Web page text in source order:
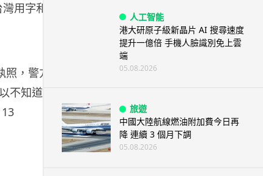
用字和錯
，警方指
知道使
13
人工智能
港大研原子級新晶片 AI 搜尋速度
提升一億倍 手機人臉識別免上雲
端
05.08.2026
旅遊
中國大陸航線燃油附加費今日再
降 連續 3 個月下調
05.08.2026